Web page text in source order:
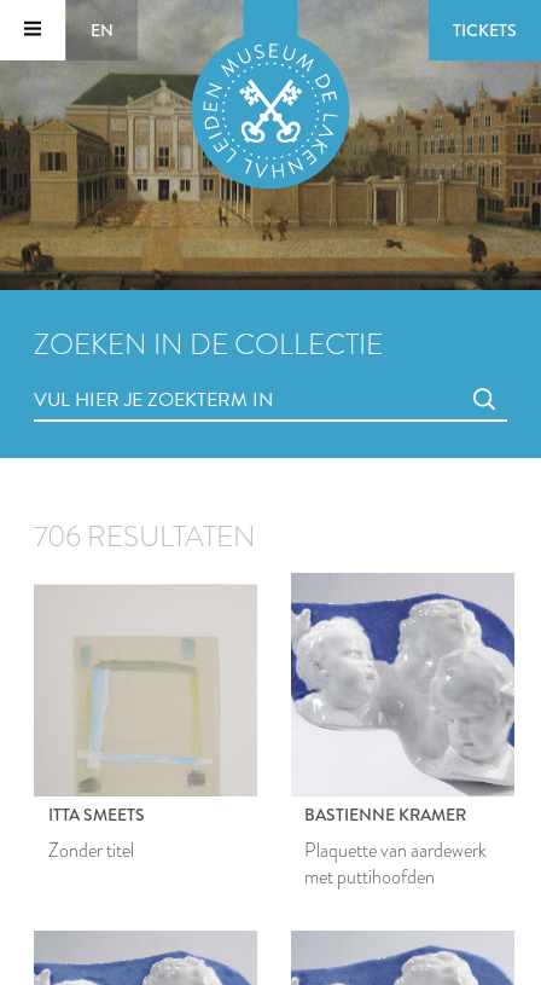
EN TICKETS
ZOEKEN IN DE COLLECTIE
706 RESULTATEN
ITTA SMEETS
Zonder titel
BASTIENNE KRAMER
Plaquette van aardewerk
met puttihoofden